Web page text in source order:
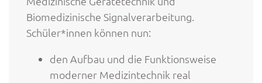
Biomedizinische Signalverarbeitung.
Schüler*innen können nun:
den Aufbau und die Funktionsweise
moderner Medizintechnik real